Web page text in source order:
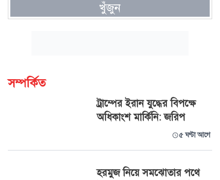
খুঁজুন
সম্পর্কিত
ট্রাম্পের ইরান যুদ্ধের বিপক্ষে
অধিকাংশ মার্কিনি: জরিপ
৫ ঘণ্টা আগে
হরমুজ নিয়ে সমঝোতার পথে